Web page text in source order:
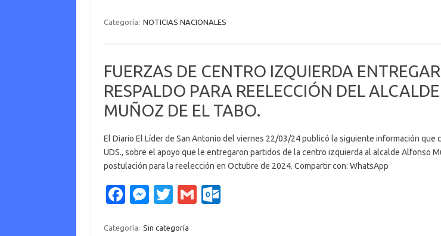
e
o
o
k
se
g
er
it
r
ail lo
k.
c
o
m
Categoría: NOTICIAS NACIONALES
FUERZAS DE CENTRO IZQUIERDA
RESPALDO PARA REELECCIÓN DEL ALCALDE
MUÑOZ DE EL TABO.
El Diario El Líder de San Antonio del viernes 22/03/24 publicó la siguiente información que
UDS., sobre el apoyo que le entregaron partidos de la centro izquierda al alcalde Alfonso
postulación para la reelección en Octubre de 2024. Compartir con: WhatsApp
Fa M
T
G
Categoría: Sin categoría